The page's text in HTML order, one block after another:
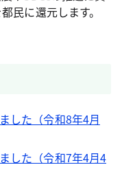
民に還元します。
した（令和8年4月
した（令和7年4月4